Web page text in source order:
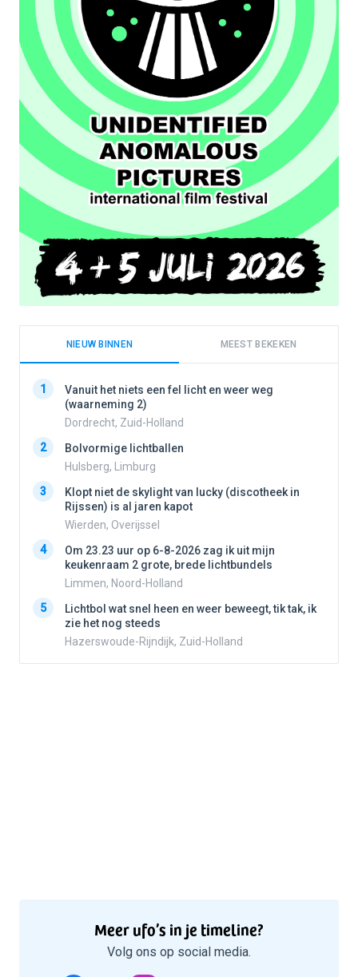
NIEUW BINNEN MEEST BEKEKEN
1
Vanuit het niets een fel licht en weer weg
(waarneming 2)
Dordrecht, Zuid-Holland
2
Bolvormige lichtballen
Hulsberg, Limburg
3
Klopt niet de skylight van lucky (discotheek in
Rijssen) is al jaren kapot
Wierden, Overijssel
4
Om 23.23 uur op 6-8-2026 zag ik uit mijn
keukenraam 2 grote, brede lichtbundels
Limmen, Noord-Holland
5
Lichtbol wat snel heen en weer beweegt, tik tak, ik
zie het nog steeds
Hazerswoude-Rijndijk, Zuid-Holland
Meer ufo’s in je timeline?
Volg ons op social media.